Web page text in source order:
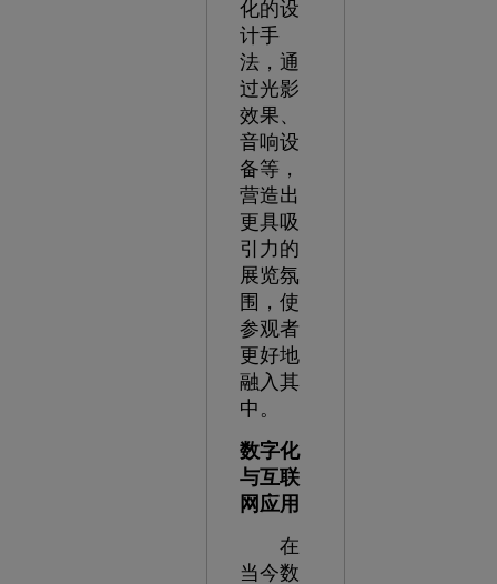
化的设
计手
法，通
过光影
效果、
音响设
备等，
营造出
更具吸
引力的
展览氛
围，使
参观者
更好地
融入其
中。
数字化
与互联
网应用
在
当今数